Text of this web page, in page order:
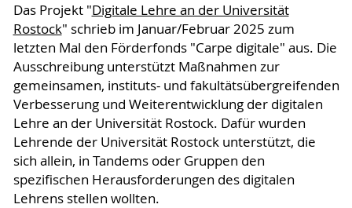
Das Projekt "Digitale Lehre an der Universität
Rostock" schrieb im Januar/Februar 2025 zum
letzten Mal den Förderfonds "Carpe digitale" aus. Die
Ausschreibung unterstützt Maßnahmen zur
gemeinsamen, instituts- und fakultätsübergreifenden
Verbesserung und Weiterentwicklung der digitalen
Lehre an der Universität Rostock. Dafür wurden
Lehrende der Universität Rostock unterstützt, die
sich allein, in Tandems oder Gruppen den
spezifischen Herausforderungen des digitalen
Lehrens stellen wollten.